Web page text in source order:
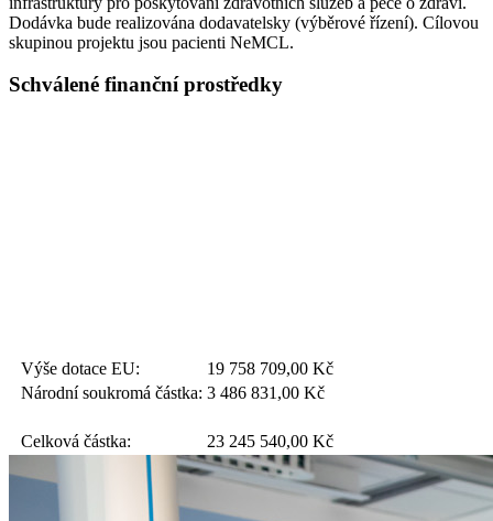
Dodávka bude realizována dodavatelsky (výběrové řízení). Cílovou
skupinou projektu jsou pacienti NeMCL.
Schválené finanční prostředky
Výše dotace EU: 19 758 709,00 Kč
Národní soukromá částka: 3 486 831,00 Kč
Celková částka: 23 245 540,00 Kč